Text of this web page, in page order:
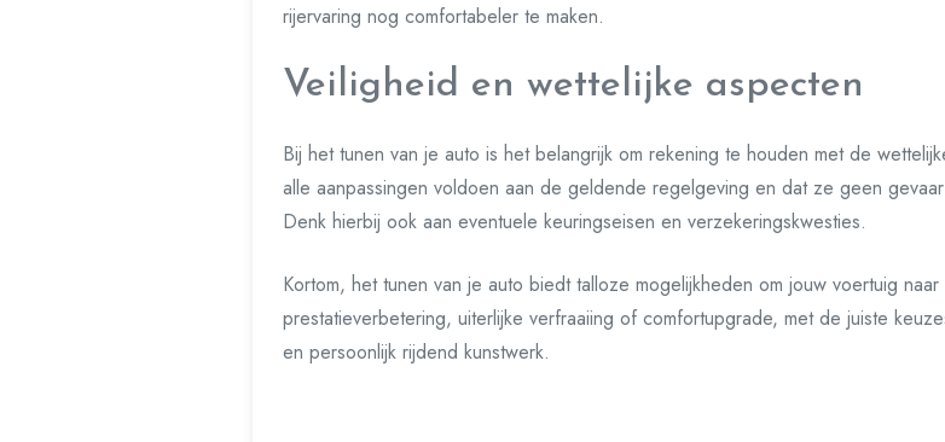
rijervaring nog comfortabeler te maken.
Veiligheid en wettelijke aspecten
Bij het tunen van je auto is het belangrijk om rekening te houden met de
alle aanpassingen voldoen aan de geldende regelgeving en dat ze geen
Denk hierbij ook aan eventuele keuringseisen en verzekeringskwesties.
Kortom, het tunen van je auto biedt talloze mogelijkheden om jouw voertuig
prestatieverbetering, uiterlijke verfraaiing of comfortupgrade, met de juiste
en persoonlijk rijdend kunstwerk.